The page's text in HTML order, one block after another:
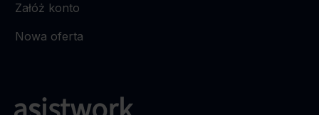
Załóż konto
Nowa oferta